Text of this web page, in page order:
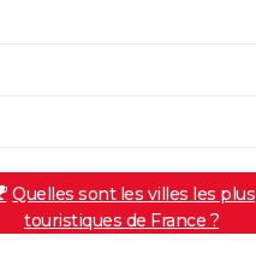
Quelles sont les villes les plus
touristiques de France ?